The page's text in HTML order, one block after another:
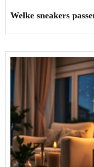
Welke sneakers